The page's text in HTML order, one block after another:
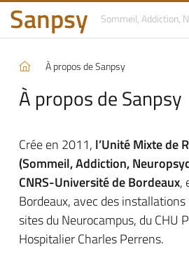
Sanpsy Sommeil, Addiction,
À propos de Sanpsy
À propos de Sanpsy
Crée en 2011, l’Unité Mixte de
(Sommeil, Addiction,
CNRS-Université de Bordeaux,
Bordeaux, avec des
sites du Neurocampus, du CHU
Hospitalier Charles Perrens.